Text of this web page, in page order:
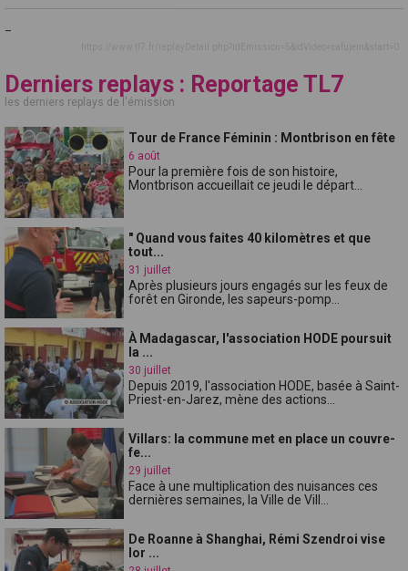
Derniers replays : Reportage TL7
les derniers replays de l'émission
Tour de France Féminin : Montbrison en fête
6 août
Pour la première fois de son histoire,
Montbrison accueillait ce jeudi le départ...
" Quand vous faites 40 kilomètres et que
tout...
31 juillet
Après plusieurs jours engagés sur les feux de
forêt en Gironde, les sapeurs-pomp...
À Madagascar, l'association HODE poursuit
la ...
30 juillet
Depuis 2019, l'association HODE, basée à Saint-
Priest-en-Jarez, mène des actions...
Villars: la commune met en place un couvre-
fe...
29 juillet
Face à une multiplication des nuisances ces
dernières semaines, la Ville de Vill...
De Roanne à Shanghai, Rémi Szendroi vise
lor ...